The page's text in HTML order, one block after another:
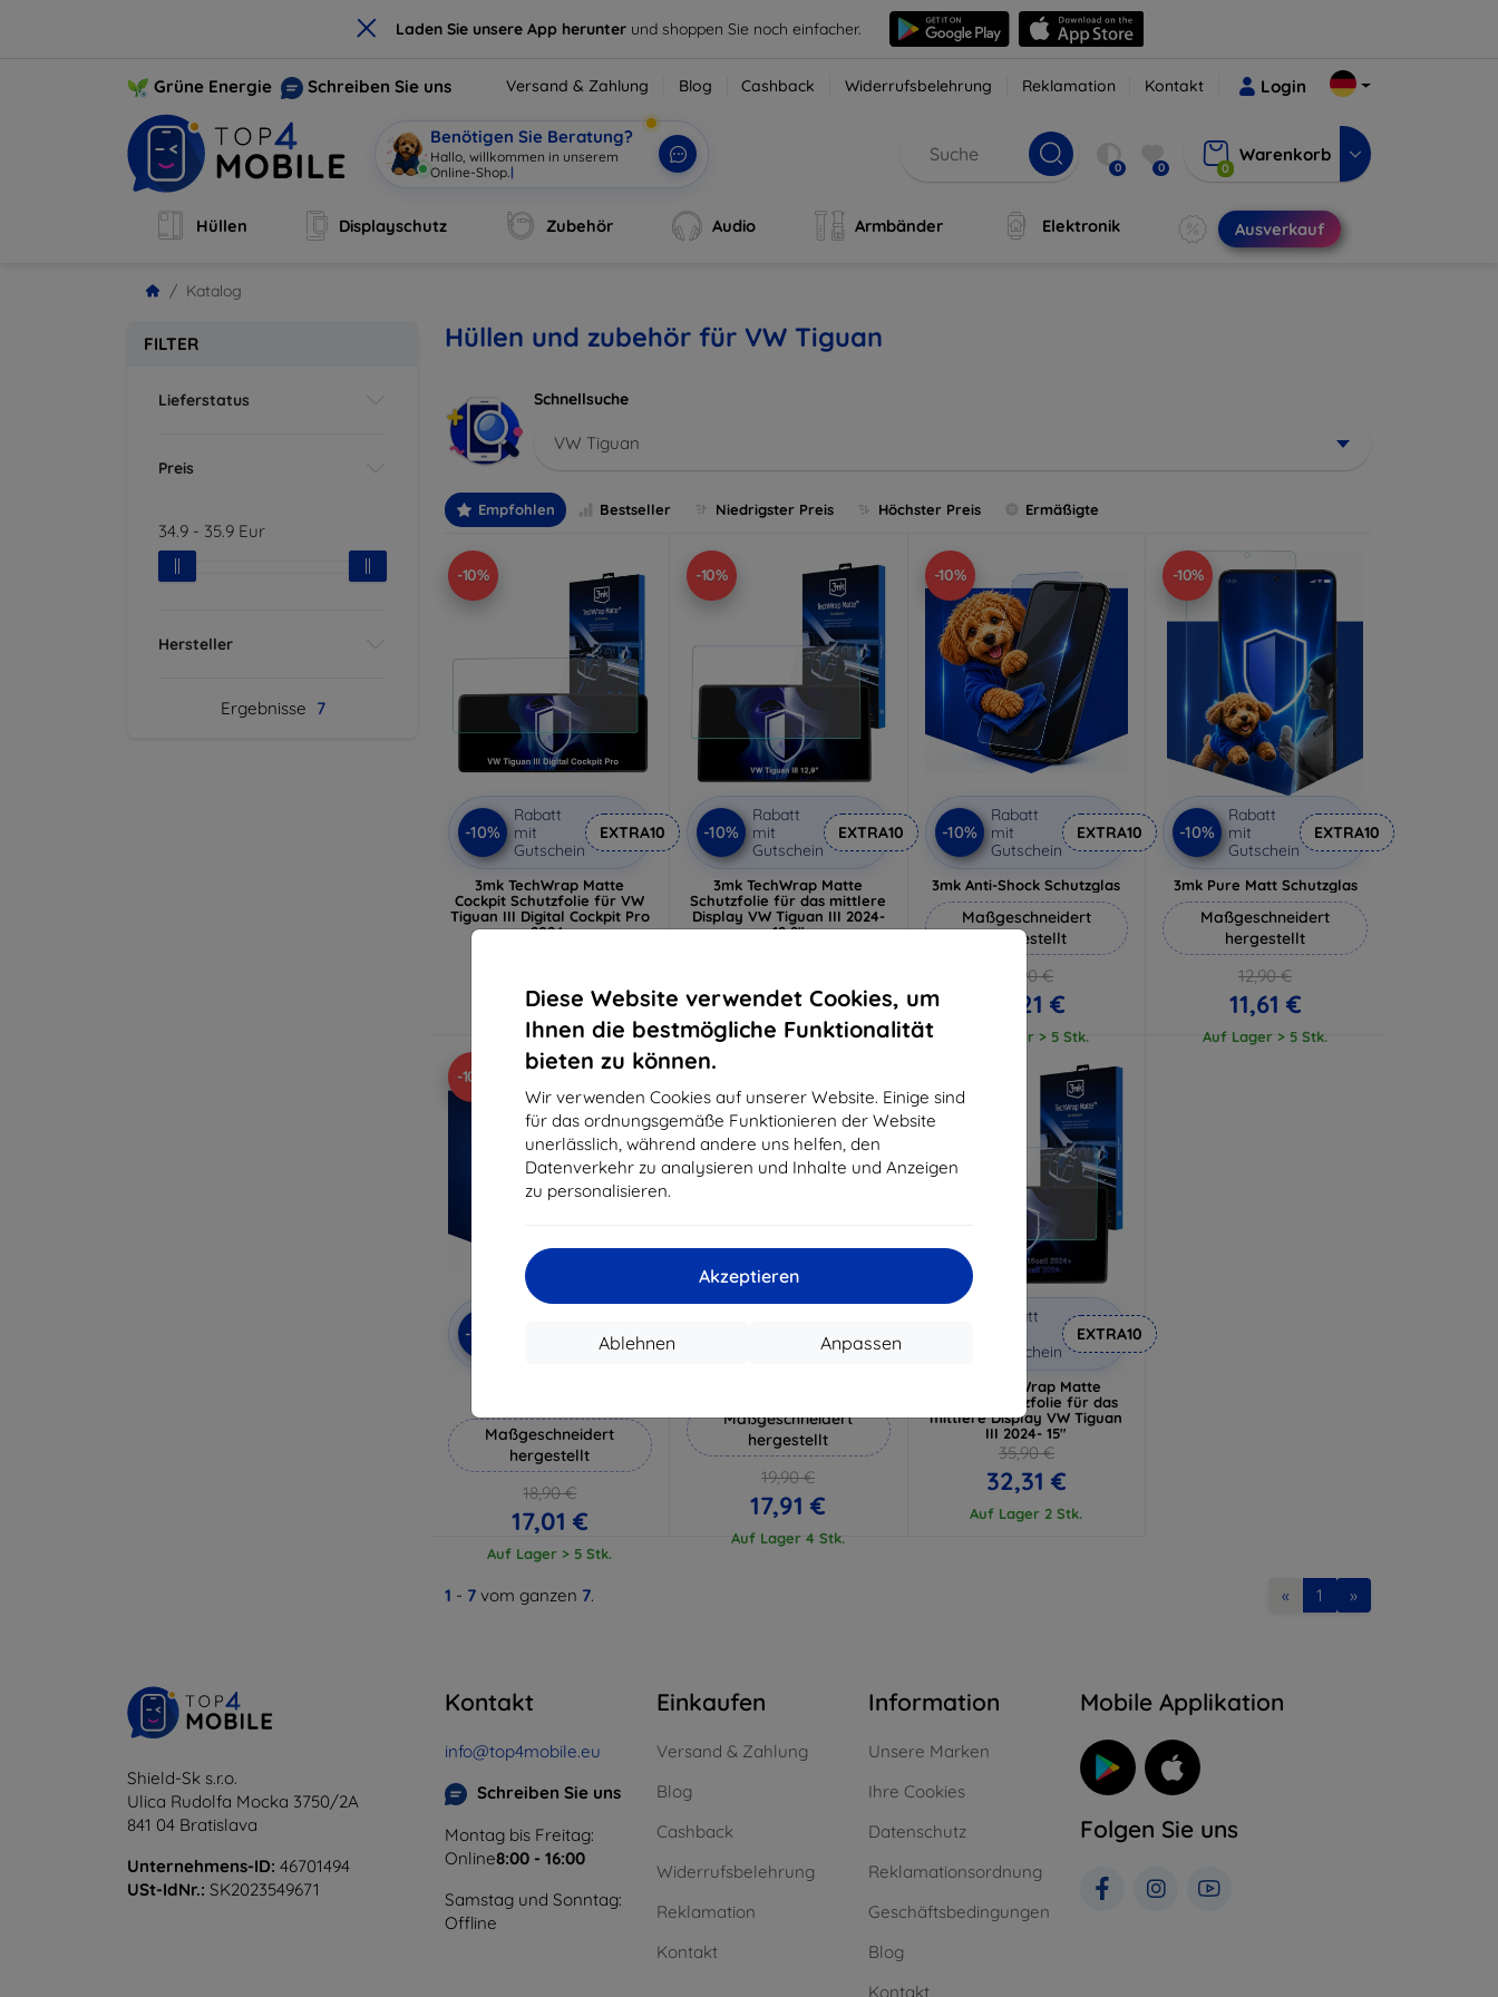
× Laden Sie unsere App herunter und shoppen Sie noch einfacher.
Diese Website verwendet Cookies, um
Ihnen die bestmögliche Funktionalität
bieten zu können.
Wir verwenden Cookies auf unserer Website. Einige sind
für das ordnungsgemäße Funktionieren der Website
unerlässlich, während andere uns helfen, den
Datenverkehr zu analysieren und Inhalte und Anzeigen
zu personalisieren.
Akzeptieren
Anpassen
Ablehnen
Grüne Energie Schreiben Sie uns Versand & Zahlung Blog Cashback Widerrufsbelehrung Reklamation Kontakt Login
Benötigen Sie Beratung?
Hallo, willkommen in unserem
Online-Shop. | 0 0 0
Warenkorb
Hüllen Displayschutz Zubehör Audio Armbänder Elektronik Ausverkauf
Katalog
FILTER
Lieferstatus
Preis
34.9 - 35.9 Eur
Hersteller
Ergebnisse 7
Hüllen und zubehör für VW Tiguan
Schnellsuche
VW Tiguan
Empfohlen Bestseller Niedrigster Preis Höchster Preis Ermäßigte
-10%
-10%
Rabatt
mit
Gutschein
EXTRA10
3mk TechWrap Matte
Cockpit Schutzfolie für VW
Tiguan III Digital Cockpit Pro
2024-
Auf Lager 4 Stk.
-10%
-10%
Rabatt
mit
Gutschein
EXTRA10
3mk TechWrap Matte
Schutzfolie für das mittlere
Display VW Tiguan III 2024-
12,9"
Auf Lager 2 Stk.
-10%
-10%
Rabatt
mit
Gutschein
EXTRA10
3mk Anti-Shock Schutzglas
Maßgeschneidert
hergestellt
16,90 €
15,21 €
Auf Lager > 5 Stk.
-10%
-10%
Rabatt
mit
Gutschein
EXTRA10
3mk Pure Matt Schutzglas
Maßgeschneidert
hergestellt
12,90 €
11,61 €
Auf Lager > 5 Stk.
-10%
-10% EXTRA10
Maßgeschneidert
hergestellt
18,90 €
17,01 €
Auf Lager > 5 Stk.
Gutschein
Maßgeschneidert
hergestellt
19,90 €
17,91 €
Auf Lager 4 Stk.
Rabatt
Gutschein
EXTRA10
3mk TechWrap Matte
Displayschutzfolie für das
mittlere Display VW Tiguan
III 2024- 15"
35,90 €
32,31 €
Auf Lager 2 Stk.
1 - 7 vom ganzen 7. « 1 »
Shield-Sk s.r.o.
Ulica Rudolfa Mocka 3750/2A
841 04 Bratislava
Unternehmens-ID: 46701494
USt-IdNr.: SK2023549671
Kontakt
info@top4mobile.eu
Schreiben Sie uns
Montag bis Freitag:
Online8:00 - 16:00
Samstag und Sonntag:
Offline
Einkaufen
Versand & Zahlung
Blog
Cashback
Widerrufsbelehrung
Reklamation
Kontakt
Information
Unsere Marken
Ihre Cookies
Datenschutz
Reklamationsordnung
Geschäftsbedingungen
Blog
Kontakt
Mobile Applikation
Folgen Sie uns